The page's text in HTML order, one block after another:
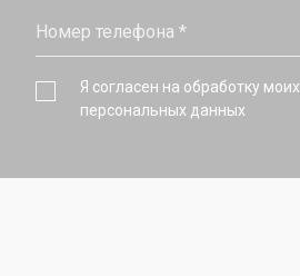
Я согласен на обработку моих
персональных данных